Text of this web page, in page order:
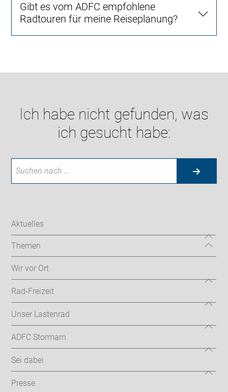
Gibt es vom ADFC empfohlene
Radtouren für meine Reiseplanung?
Ich habe nicht gefunden, was
ich gesucht habe:
Aktuelles
Themen
Wir vor Ort
Rad-Freizeit
Unser Lastenrad
ADFC Stormarn
Sei dabei
Presse